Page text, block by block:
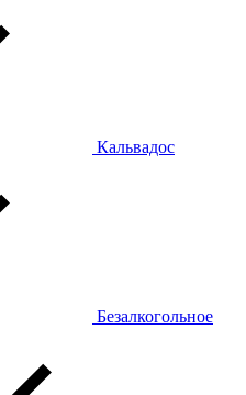
Кальвадос
Безалкогольное